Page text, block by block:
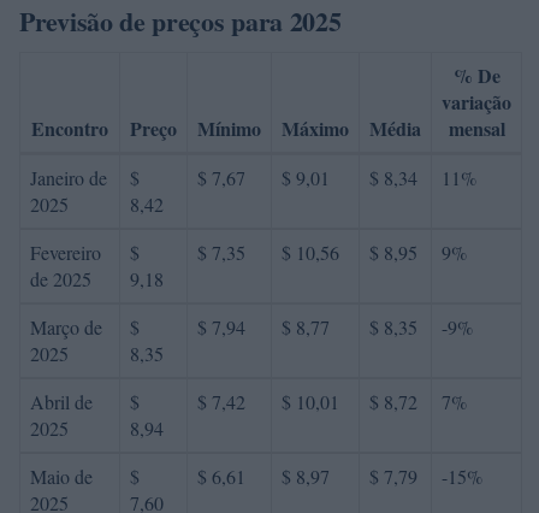
Previsão de preços para 2025
Encontro Preço Mínimo Máximo Média
% De
variação
mensal
Janeiro de
2025
$
8,42
$ 7,67 $ 9,01 $ 8,34 11%
Fevereiro
de 2025
$
9,18
$ 7,35 $ 10,56 $ 8,95 9%
Março de
2025
$
8,35
$ 7,94 $ 8,77 $ 8,35 -9%
Abril de
2025
$
8,94
$ 7,42 $ 10,01 $ 8,72 7%
Maio de
2025
$
7,60
$ 6,61 $ 8,97 $ 7,79 -15%